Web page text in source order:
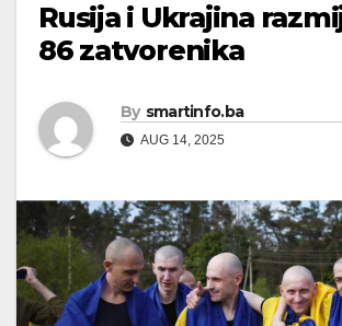
Rusija i Ukrajina
86 zatvorenika
By smartinfo.ba
AUG 14, 2025